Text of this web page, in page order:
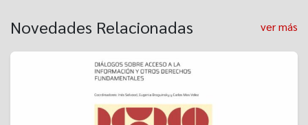
Novedades Relacionadas ver más